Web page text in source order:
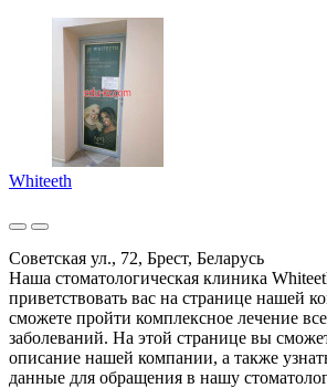
Whiteeth
Советская ул., 72, Брест, Беларусь
Наша стоматологическая клиника
приветствовать вас на странице нашей
сможете пройти комплексное лечение
заболеваний. На этой странице вы
описание нашей компании, а также
данные для обращения в нашу